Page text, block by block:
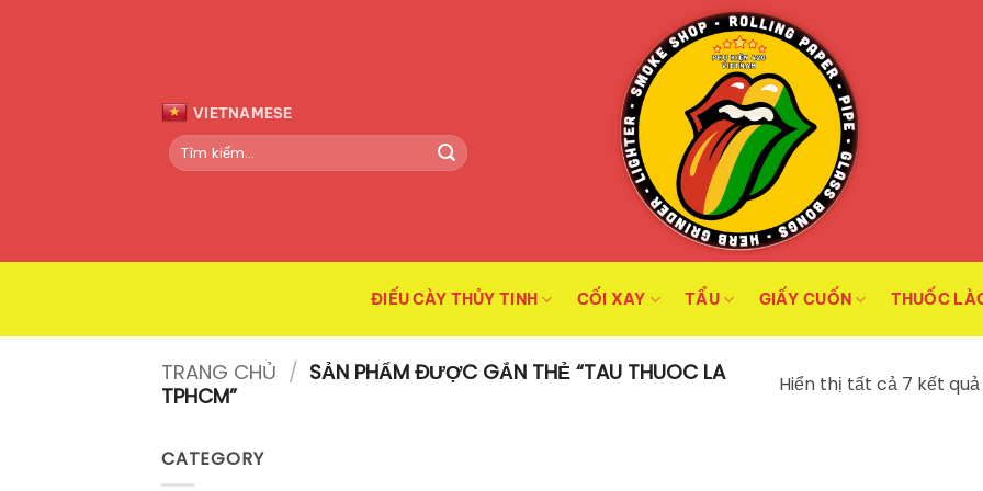
VIETNAMESE
Tìm
kiếm:
ĐIẾU CÀY THỦY TINH CỐI XAY TẨU GIẤY CUỐN THUỐC
TRANG CHỦ / SẢN PHẨM ĐƯỢC GẮN THẺ “TAU THUOC LA
TPHCM”
Hiển thị tất cả 7 kết quả
CATEGORY